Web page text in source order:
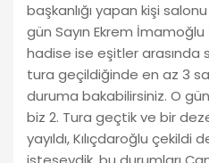
başkanlığı yapan kişi
gün Sayın Ekrem
hadise ise eşitler arasında
tura geçildiğinde en az 3
duruma bakabilirsiniz. O
biz 2. Tura geçtik ve bir
yayıldı, Kılıçdaroğlu çekildi